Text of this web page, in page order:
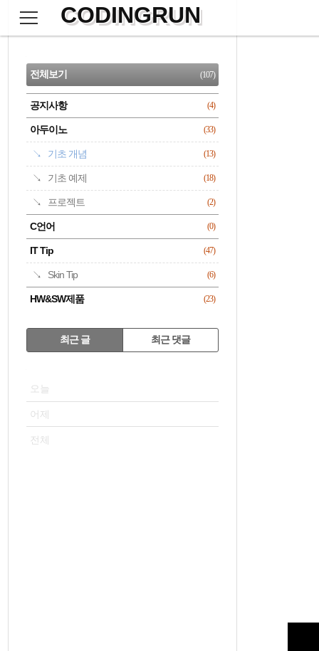
으
CODINGRUN
CATEGORY
전체보기 (107)
공지사항 (4)
아두이노 (33)
기초 개념 (13)
기초 예제 (18)
프로젝트 (2)
C언어 (0)
IT Tip (47)
Skin Tip (6)
HW&SW제품 (23)
RECENTLY
최근 글 최근 댓글
오늘
어제
전체
검